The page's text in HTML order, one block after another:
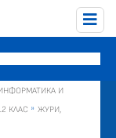
И
КЛАС
ЖУРИ,